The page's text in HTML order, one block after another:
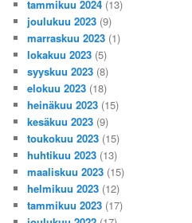
tammikuu 2024 (13)
joulukuu 2023 (9)
marraskuu 2023 (1)
lokakuu 2023 (5)
syyskuu 2023 (8)
elokuu 2023 (18)
heinäkuu 2023 (15)
kesäkuu 2023 (9)
toukokuu 2023 (15)
huhtikuu 2023 (13)
maaliskuu 2023 (15)
helmikuu 2023 (12)
tammikuu 2023 (17)